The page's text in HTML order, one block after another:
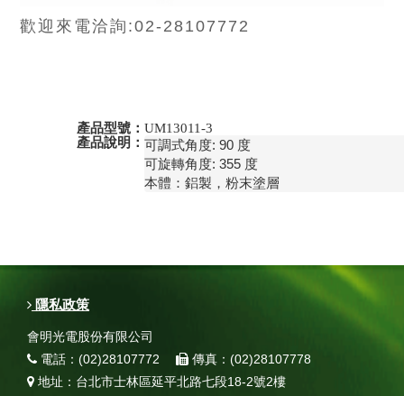
歡迎來電洽詢:02-28107772
產品型號： UM13011-3
產品說明： 可調式角度: 90 度
可旋轉角度: 355 度
本體：鋁製，粉末塗層
隱私政策
會明光電股份有限公司
電話：(02)28107772
傳真：(02)28107778
地址：台北市士林區延平北路七段18-2號2樓